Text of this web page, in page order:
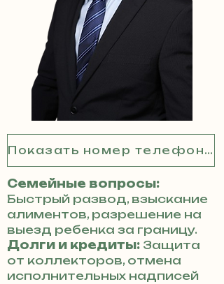
Показать номер телефона
Семейные вопросы:
Быстрый развод, взыскание
алиментов, разрешение на
выезд ребенка за границу.
Долги и кредиты: Защита
от коллекторов, отмена
исполнительных надписей